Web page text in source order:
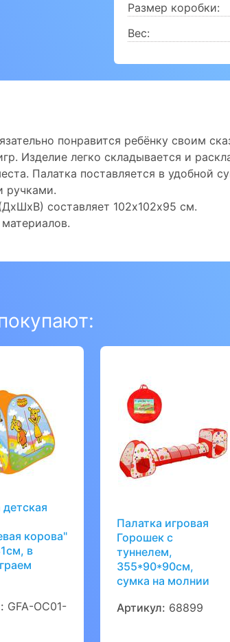
Размер коробки:
Вес:
понравится ребёнку своим
Изделие легко складывается и
Палатка поставляется в удобной
ручками.
составляет 102х102х95 см.
корова"
в
GFA-OC01-
Палатка игровая
Горошек с
туннелем,
355*90*90см,
сумка на молнии
Артикул: 68899